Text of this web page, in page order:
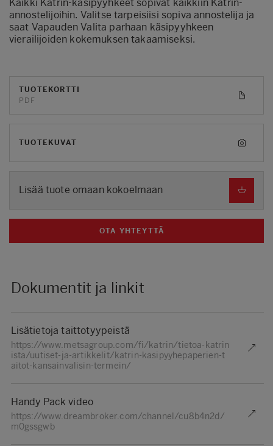
Kaikki Katrin-käsipyyhkeet sopivat kaikkiin Katrin-
annostelijoihin. Valitse tarpeisiisi sopiva annostelija ja
saat Vapauden Valita parhaan käsipyyhkeen
vierailijoiden kokemuksen takaamiseksi.
TUOTEKORTTI
PDF
TUOTEKUVAT
Lisää tuote omaan kokoelmaan
OTA YHTEYTTÄ
Dokumentit ja linkit
Lisätietoja taittotyypeistä
https://www.metsagroup.com/fi/katrin/tietoa-katrin
ista/uutiset-ja-artikkelit/katrin-kasipyyhepaperien-t
aitot-kansainvalisin-termein/
Handy Pack video
https://www.dreambroker.com/channel/cu8b4n2d/
m0gssgwb